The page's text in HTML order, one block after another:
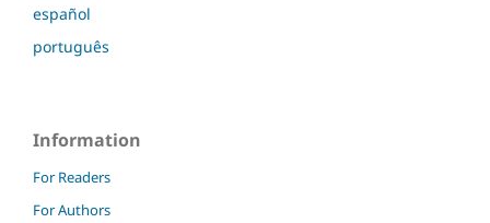
español
português
Information
For Readers
For Authors